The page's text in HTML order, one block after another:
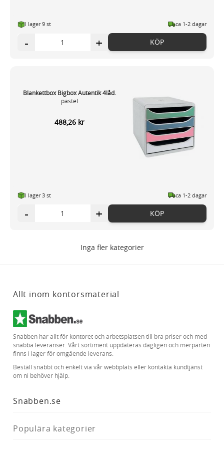
I lager 9 st ca 1-2 dagar
- + KÖP
Blankettbox Bigbox Autentik 4låd.
pastel
488,26 kr
I lager 3 st ca 1-2 dagar
- + KÖP
Inga fler kategorier
Allt inom kontorsmaterial
Snabben har allt för kontoret och arbetsplatsen till bra priser och med
snabba leveranser. Vårt sortiment uppdateras dagligen och merparten
finns i lager för omgående leverans.
Beställ snabbt och enkelt via vår webbplats eller kontakta kundtjänst
om ni behöver hjälp.
Snabben.se
Populära kategorier